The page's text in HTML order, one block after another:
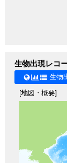
生物出現レコ
生物
[地図・概要]